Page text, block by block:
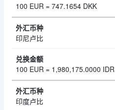
100 EUR = 747.1654 DKK
印尼卢比
100 EUR = 1,980,175.0000 IDR
印度卢比